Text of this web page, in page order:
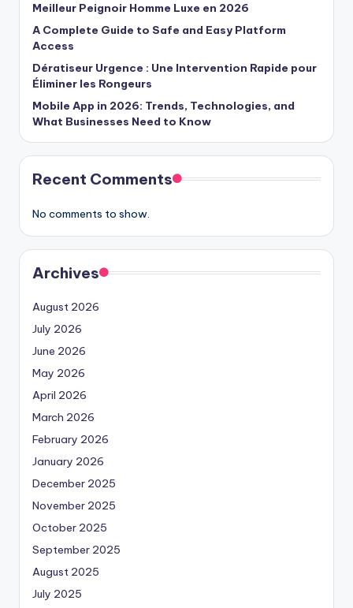
Meilleur Peignoir Homme Luxe en 2026
A Complete Guide to Safe and Easy Platform
Access
Dératiseur Urgence : Une Intervention Rapide pour
Éliminer les Rongeurs
Mobile App in 2026: Trends, Technologies, and
What Businesses Need to Know
Recent Comments
No comments to show.
Archives
August 2026
July 2026
June 2026
May 2026
April 2026
March 2026
February 2026
January 2026
December 2025
November 2025
October 2025
September 2025
August 2025
July 2025